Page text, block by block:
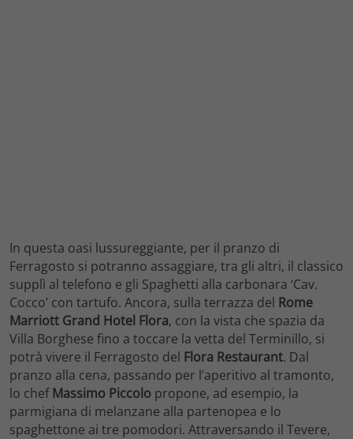
In questa oasi lussureggiante, per il pranzo di
Ferragosto si potranno assaggiare, tra gli altri, il classico
supplì al telefono e gli Spaghetti alla carbonara ‘Cav.
Cocco’ con tartufo. Ancora, sulla terrazza del Rome
Marriott Grand Hotel Flora, con la vista che spazia da
Villa Borghese fino a toccare la vetta del Terminillo, si
potrà vivere il Ferragosto del Flora Restaurant. Dal
pranzo alla cena, passando per l’aperitivo al tramonto,
lo chefMassimo Piccolo propone, ad esempio, la
parmigiana di melanzane alla partenopea e lo
spaghettone ai tre pomodori. Attraversando il Tevere,